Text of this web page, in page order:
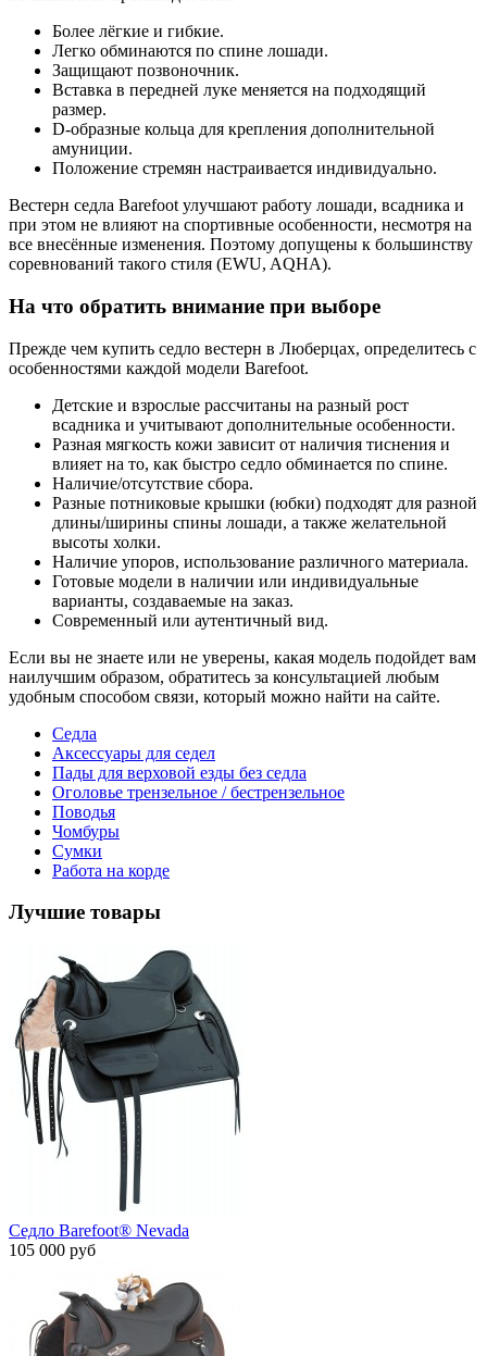
Более лёгкие и гибкие.
Легко обминаются по спине лошади.
Защищают позвоночник.
Вставка в передней луке меняется на подходящий
размер.
D-образные кольца для крепления дополнительной
амуниции.
Положение стремян настраивается индивидуально.
Вестерн седла Barefoot улучшают работу лошади, всадника и
при этом не влияют на спортивные особенности, несмотря на
все внесённые изменения. Поэтому допущены к большинству
соревнований такого стиля (EWU, AQHA).
На что обратить внимание при выборе
Прежде чем купить седло вестерн в Люберцах, определитесь с
особенностями каждой модели Barefoot.
Детские и взрослые рассчитаны на разный рост
всадника и учитывают дополнительные особенности.
Разная мягкость кожи зависит от наличия тиснения и
влияет на то, как быстро седло обминается по спине.
Наличие/отсутствие сбора.
Разные потниковые крышки (юбки) подходят для разной
длины/ширины спины лошади, а также желательной
высоты холки.
Наличие упоров, использование различного материала.
Готовые модели в наличии или индивидуальные
варианты, создаваемые на заказ.
Современный или аутентичный вид.
Если вы не знаете или не уверены, какая модель подойдет вам
наилучшим образом, обратитесь за консультацией любым
удобным способом связи, который можно найти на сайте.
Седла
Аксессуары для седел
Пады для верховой езды без седла
Оголовье трензельное / бестрензельное
Поводья
Чомбуры
Сумки
Работа на корде
Лучшие товары
Седло Barefoot® Nevada
105 000 руб